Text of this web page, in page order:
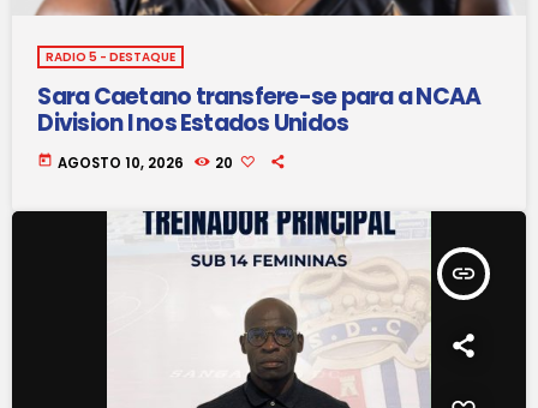
RADIO 5 - DESTAQUE
Sara Caetano transfere-se para a NCAA
Division I nos Estados Unidos
today AGOSTO 10, 2026 20
insert_link